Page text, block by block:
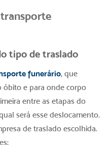
transporte
tipo de traslado
funerário, que
óbito e para onde corpo
entre as etapas do
será esse deslocamento.
de traslado escolhida.